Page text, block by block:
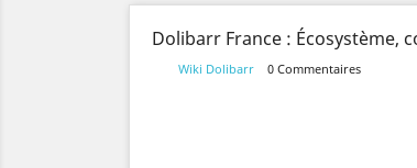
Dolibarr France : Écosystème,
Wiki Dolibarr 0 Commentaires